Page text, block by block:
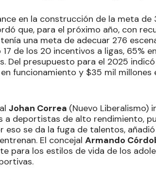
en la construcción de la meta
que, para el próximo año, con
una meta de adecuar 276
de los 20 incentivos a ligas, 65%
Del presupuesto para el 2025
funcionamiento y $35 mil millones
Johan Correa (Nuevo Liberalismo)
a deportistas de alto rendimiento,
eso se da la fuga de talentos,
El concejal Armando
para los estilos de vida de los